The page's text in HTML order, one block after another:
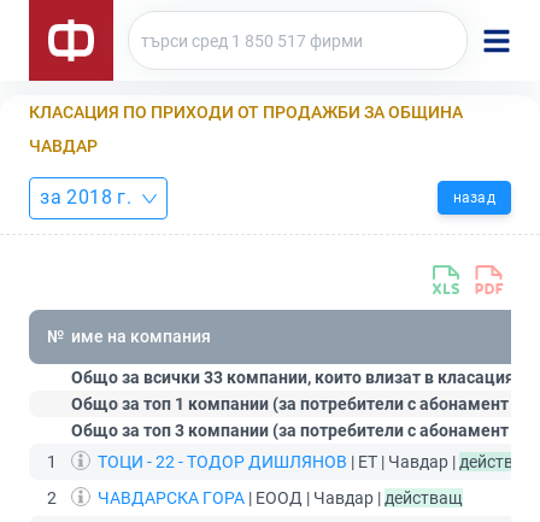
КЛАСАЦИЯ ПО ПРИХОДИ ОТ ПРОДАЖБИ ЗА ОБЩИНА
ЧАВДАР
за 2018 г. назад
№ име на компания
Общо за всички 33 компании, които влизат в класацията:
Общо за топ 1 компании (за потребители с абонамент
Общо за топ 3 компании (за потребители с абонамент
1
ТОЦИ - 22 - ТОДОР ДИШЛЯНОВ | ЕТ | Чавдар | действащ
2
ЧАВДАРСКА ГОРА | ЕООД | Чавдар | действащ